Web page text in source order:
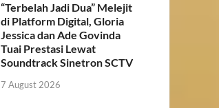
“Terbelah Jadi Dua” Melejit
di Platform Digital, Gloria
Jessica dan Ade Govinda
Tuai Prestasi Lewat
Soundtrack Sinetron SCTV
7 August 2026